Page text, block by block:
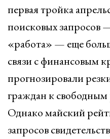
первая тройка
поисковых
«работа» — еще
связи с финансовым
прогнозировали
граждан к
Однако майский
запросов